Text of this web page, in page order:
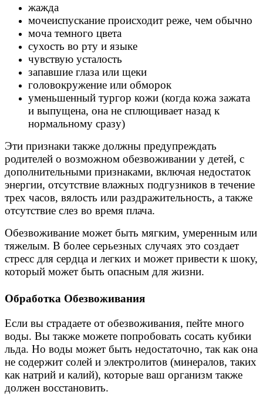
жажда
мочеиспускание происходит реже, чем обычно
моча темного цвета
сухость во рту и языке
чувствую усталость
запавшие глаза или щеки
головокружение или обморок
уменьшенный тургор кожи (когда кожа зажата
и выпущена, она не сплющивает назад к
нормальному сразу)
Эти признаки также должны предупреждать
родителей о возможном обезвоживании у детей, с
дополнительными признаками, включая недостаток
энергии, отсутствие влажных подгузников в течение
трех часов, вялость или раздражительность, а также
отсутствие слез во время плача.
Обезвоживание может быть мягким, умеренным или
тяжелым. В более серьезных случаях это создает
стресс для сердца и легких и может привести к шоку,
который может быть опасным для жизни.
Обработка Обезвоживания
Если вы страдаете от обезвоживания, пейте много
воды. Вы также можете попробовать сосать кубики
льда. Но воды может быть недостаточно, так как она
не содержит солей и электролитов (минералов, таких
как натрий и калий), которые ваш организм также
должен восстановить.